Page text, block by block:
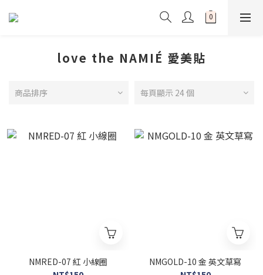
love the NAMIÉ 愛美貼
商品排序 每頁顯示 24 個
NMRED-07 紅 小線圈
NMGOLD-10 金 英文草寫